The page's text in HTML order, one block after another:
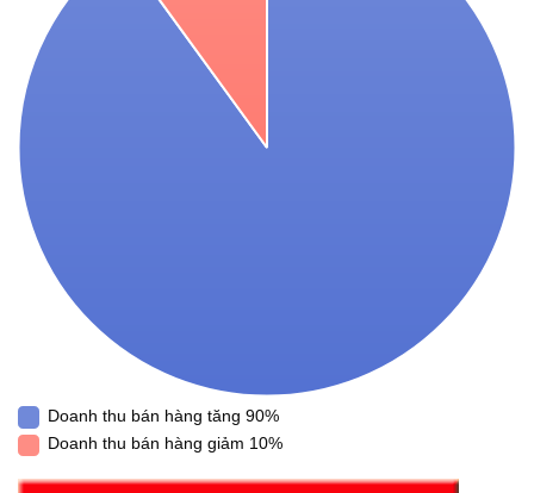
Doanh thu bán hàng tăng 90%
Doanh thu bán hàng giảm 10%